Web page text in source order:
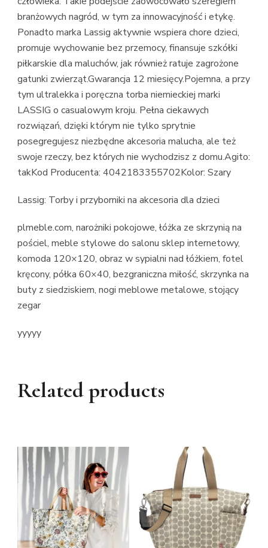
branżowych nagród, w tym za innowacyjność i etykę.
Ponadto marka Lassig aktywnie wspiera chore dzieci,
promuje wychowanie bez przemocy, finansuje szkółki
piłkarskie dla maluchów, jak również ratuje zagrożone
gatunki zwierząt.Gwarancja 12 miesięcy.Pojemna, a przy
tym ultralekka i poręczna torba niemieckiej marki
LASSIG o casualowym kroju. Pełna ciekawych
rozwiązań, dzięki którym nie tylko sprytnie
posegregujesz niezbędne akcesoria malucha, ale też
swoje rzeczy, bez których nie wychodzisz z domu.Agito:
takKod Producenta: 4042183355702Kolor: Szary
Lassig: Torby i przyborniki na akcesoria dla dzieci
plmeble.com, narożniki pokojowe, łóżka ze skrzynią na
pościel, meble stylowe do salonu sklep internetowy,
komoda 120×120, obraz w sypialni nad łóżkiem, fotel
kręcony, półka 60×40, bezgraniczna miłość, skrzynka na
buty z siedziskiem, nogi meblowe metalowe, stojący
zegar
yyyyy
Related products